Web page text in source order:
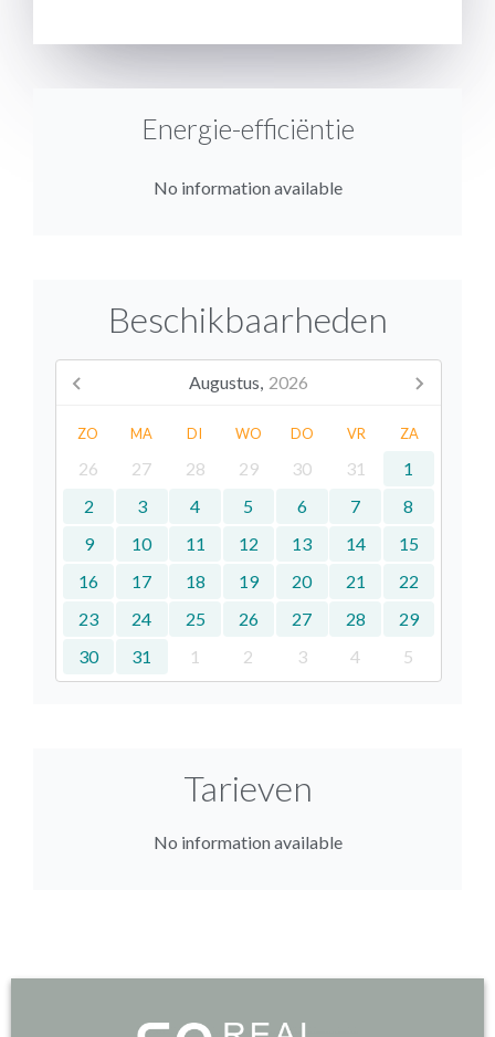
Energie-efficiëntie
No information available
Beschikbaarheden
Augustus, 2026
ZO MA DI WO DO VR ZA
26 27 28 29 30 31
1
2
3 4 5 6 7
8
9
10 11 12 13 14
15
16
17 18 19 20 21
22
23
24 25 26 27 28
29
30
31 1 2 3 4 5
Tarieven
No information available